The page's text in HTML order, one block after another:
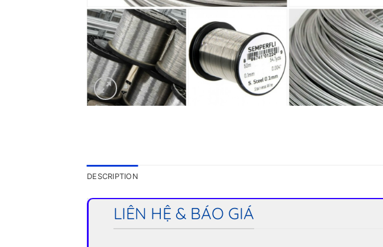
DESCRIPTION
LIÊN HỆ & BÁO GIÁ